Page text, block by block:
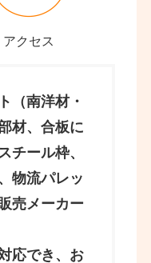
アクセス
（南洋材・
材、合板に
チール枠、
物流パレッ
売メーカー
応でき、お